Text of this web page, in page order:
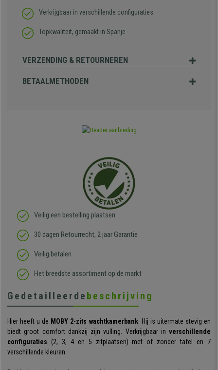
Verkrijgbaar in verschillende configuraties
Topkwaliteit, gemaakt in Spanje
VERZENDING & RETOURNEREN
BETAALMETHODEN
Veilig een bestelling plaatsen
30 dagen Retourrecht, 2 jaar Garantie
Veilig betalen
Het breedste assortiment op de markt
Gedetailleerde beschrijving
Hier heeft u de MOBY 2-zits wachtkamerbank. Hij is uitermate stevig en
biedt groot comfort dankzij zijn vulling. Verkrijgbaar in verschillende
configuraties (2, 3, 4 en 5 zitplaatsen) met of zonder tafel en 7
verschillende kleuren.